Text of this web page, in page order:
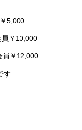
￥10,000
￥12,000
す